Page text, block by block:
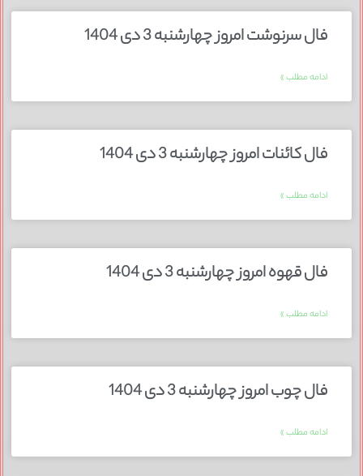
فال سرنوشت امروز چهارشنبه 3 دی 1404
ادامه مطلب »
فال کائنات امروز چهارشنبه 3 دی 1404
ادامه مطلب »
فال قهوه امروز چهارشنبه 3 دی 1404
ادامه مطلب »
فال چوب امروز چهارشنبه 3 دی 1404
ادامه مطلب »